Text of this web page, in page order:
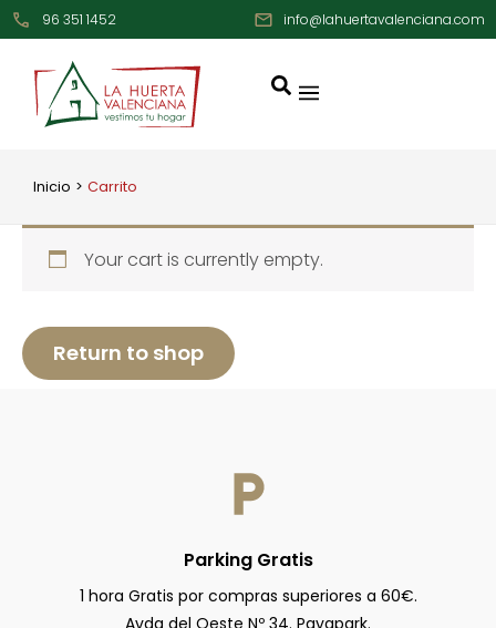
al
contenido
96 351 1452 info@lahuertavalenciana.com
Inicio Carrito
Your cart is currently empty.
Return to shop
Parking Gratis
1 hora Gratis por compras superiores a 60€.
Avda del Oeste Nº 34. Pavapark.